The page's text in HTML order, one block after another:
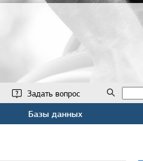
Задать вопрос
Базы данных